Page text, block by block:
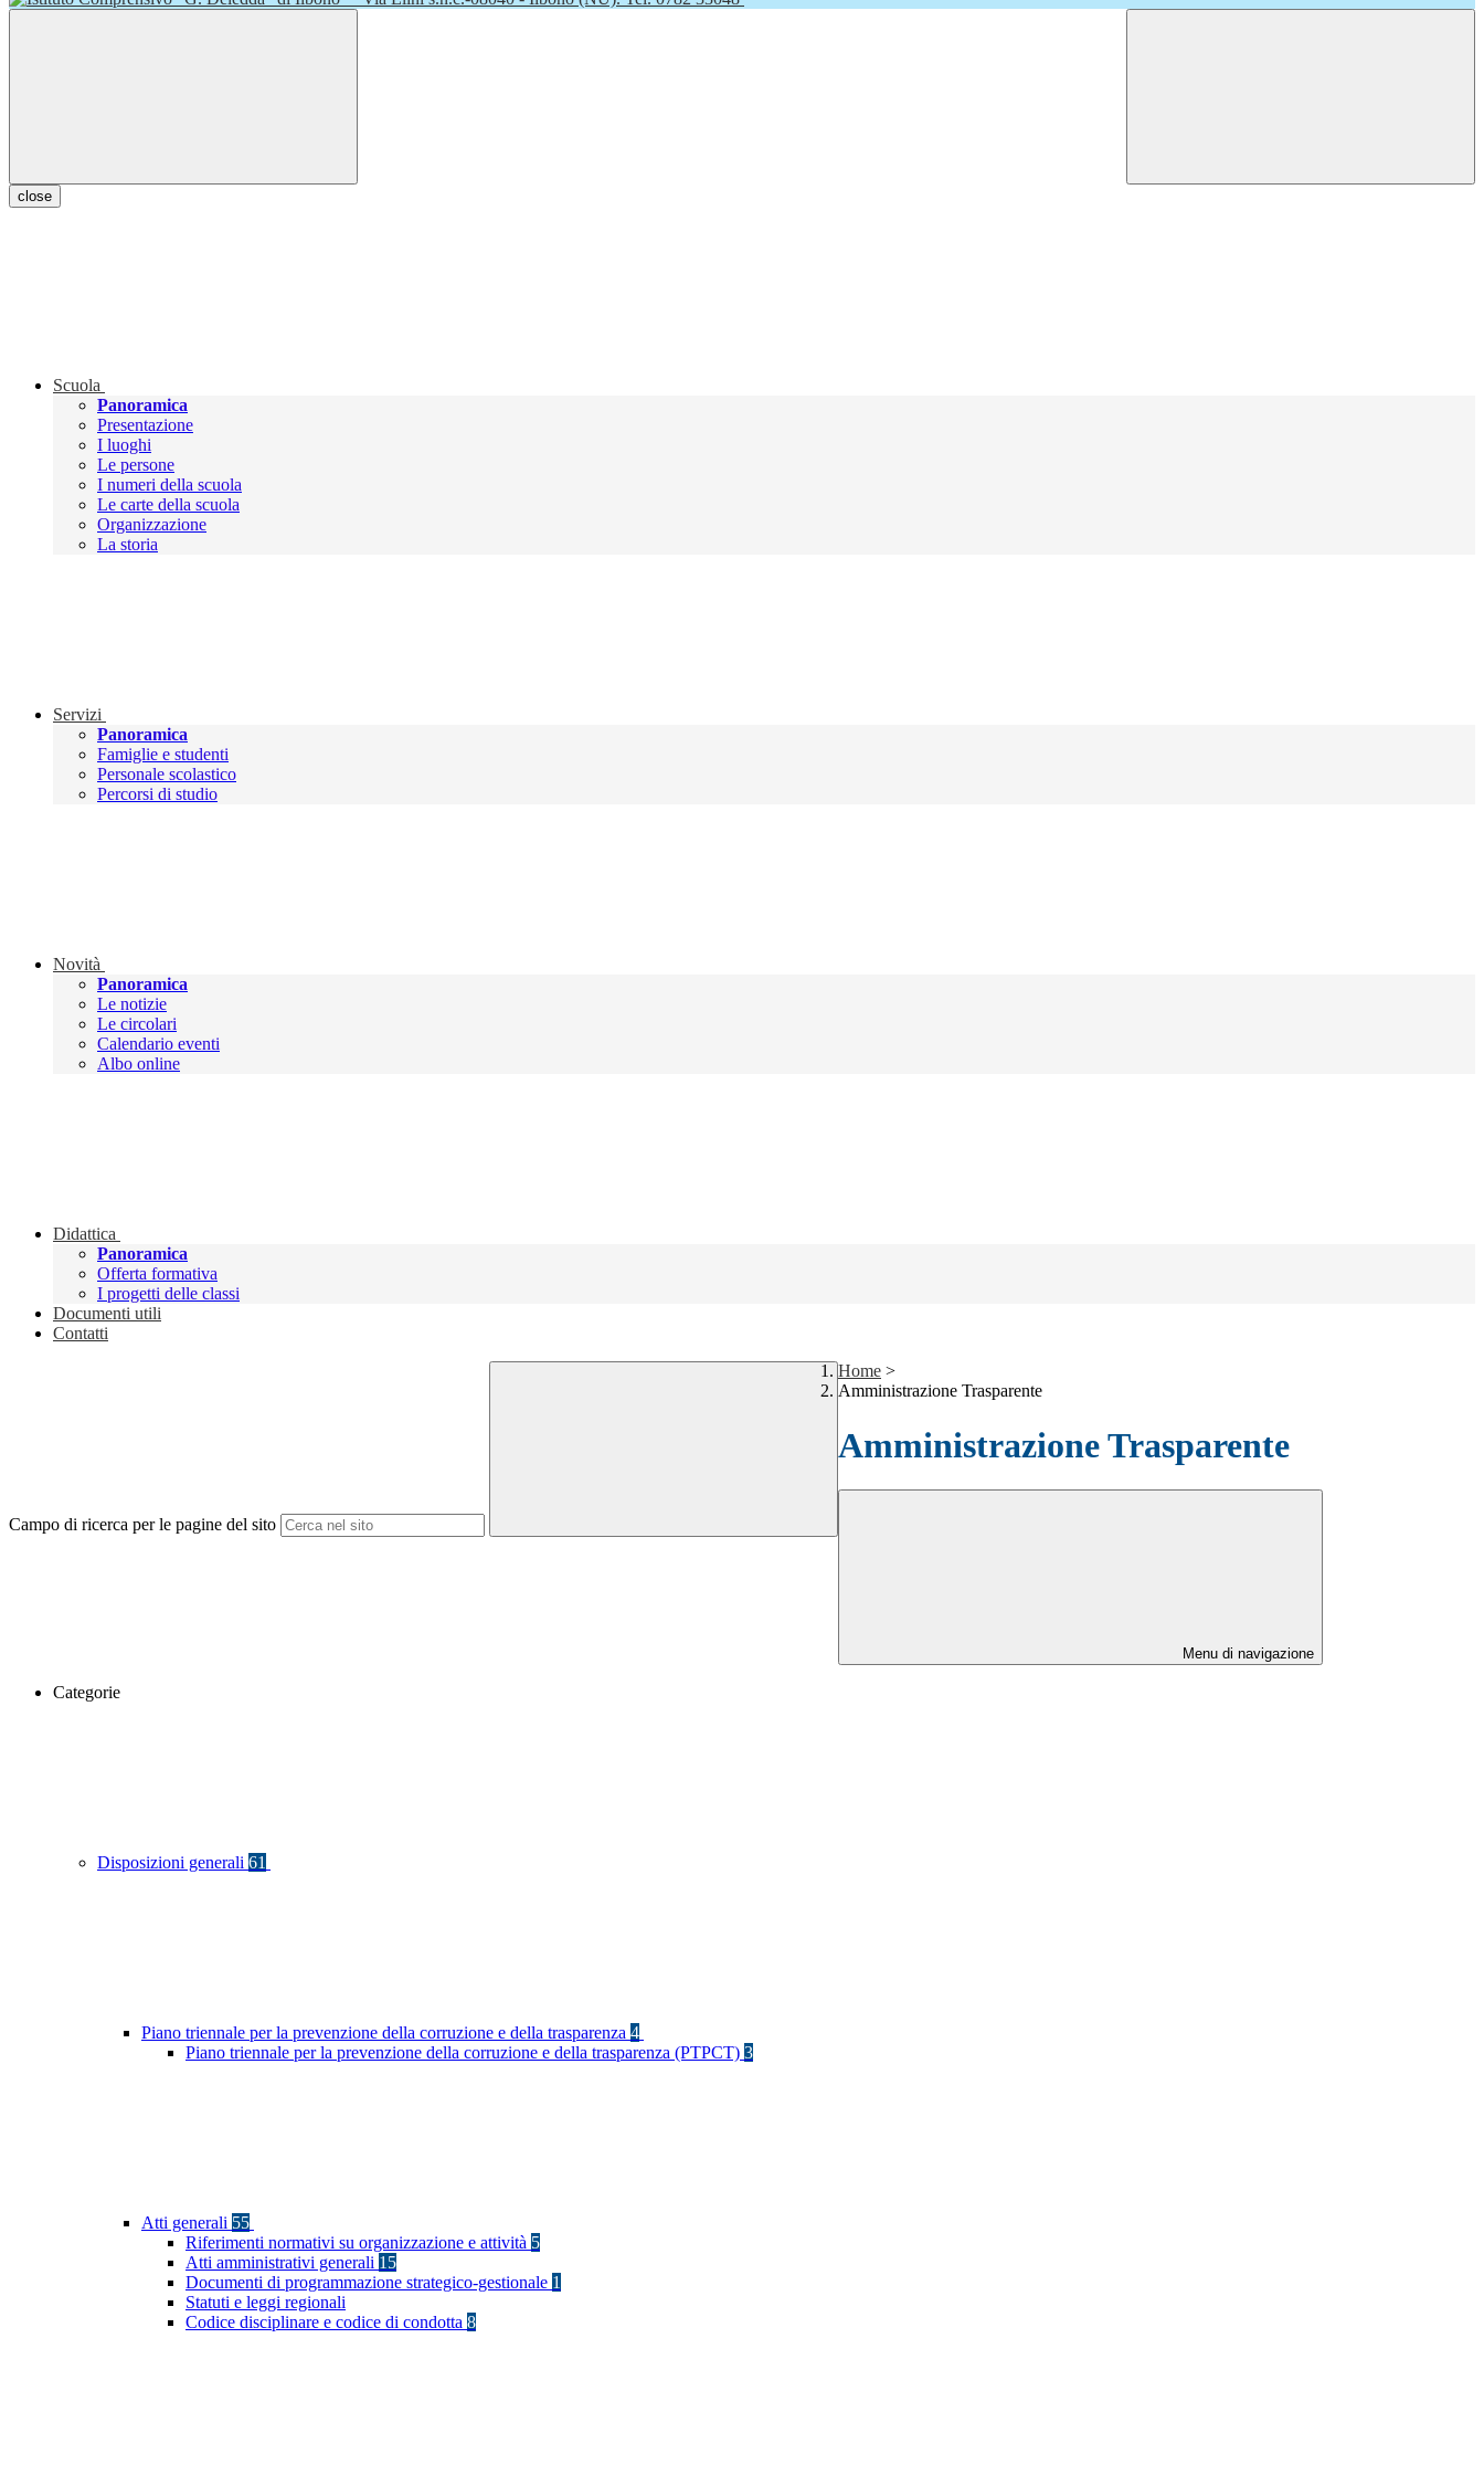
close
Scuola
Panoramica
Presentazione
I luoghi
Le persone
I numeri della scuola
Le carte della scuola
Organizzazione
La storia
Servizi
Panoramica
Famiglie e studenti
Personale scolastico
Percorsi di studio
Novità
Panoramica
Le notizie
Le circolari
Calendario eventi
Albo online
Didattica
Panoramica
Offerta formativa
I progetti delle classi
Documenti utili
Contatti
Campo di ricerca per le pagine del sito
Home >
Amministrazione Trasparente
Amministrazione Trasparente
Menu di navigazione
Categorie
Disposizioni generali 61
Piano triennale per la prevenzione della corruzione e della trasparenza 4
Piano triennale per la prevenzione della corruzione e della trasparenza (PTPCT) 3
Atti generali 55
Riferimenti normativi su organizzazione e attività 5
Atti amministrativi generali 15
Documenti di programmazione strategico-gestionale 1
Statuti e leggi regionali
Codice disciplinare e codice di condotta 8